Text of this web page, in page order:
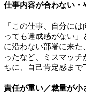
仕事内容が合わない・
「この仕事、自分に
っても達成感がない
に沿わない部署に来た
ったなど、ミスマッチ
ちに、自己肯定感まで
責任が重い／裁量が小